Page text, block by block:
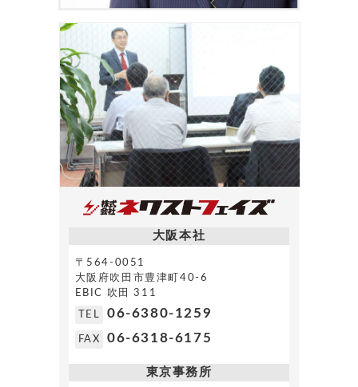
大阪本社
〒564-0051
大阪府吹田市豊津町40-6
EBIC 吹田 311
TEL 06-6380-1259
FAX 06-6318-6175
東京事務所